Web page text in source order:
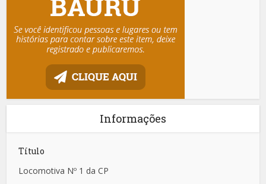
Informações
Título
Locomotiva Nº 1 da CP